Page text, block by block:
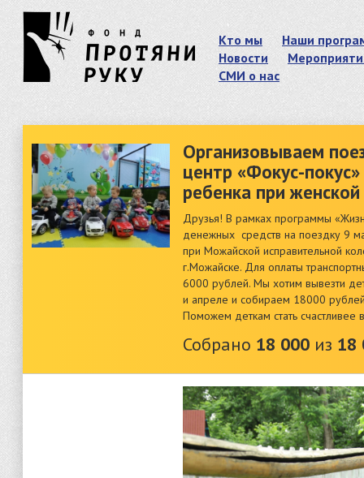
Кто мы
Наши
Новости
СМИ о нас
Организовываем
центр «Фокус-
ребенка при
Друзья! В рамках программы
денежных средств на поездку 9
при Можайской исправительной
г.Можайске. Для оплаты
6000 рублей. Мы хотим вывезти
и апреле и собираем 18000
Поможем деткам стать счастливее
Собрано 18 000 из 18